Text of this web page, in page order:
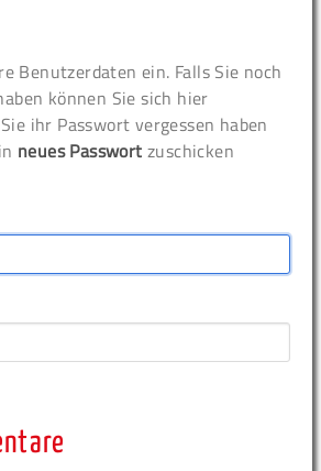
Benutzerdaten ein. Falls Sie noch
können Sie sich hier
ihr Passwort vergessen haben
neues Passwort zuschicken